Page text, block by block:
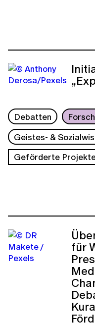
Debatten
Geistes- &
Geförderte
für